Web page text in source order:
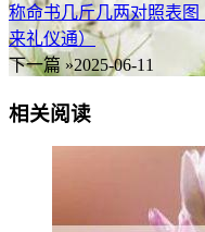
称命书几斤几两对照表图
来礼仪通）
下一篇 »2025-06-11
相关阅读